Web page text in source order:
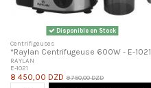
Disponible en Stock
Centrifigeuses
*Raylan Centrifugeuse 600W - E-1021
RAYLAN
E-1021
8 450,00 DZD 9 750,00 DZD